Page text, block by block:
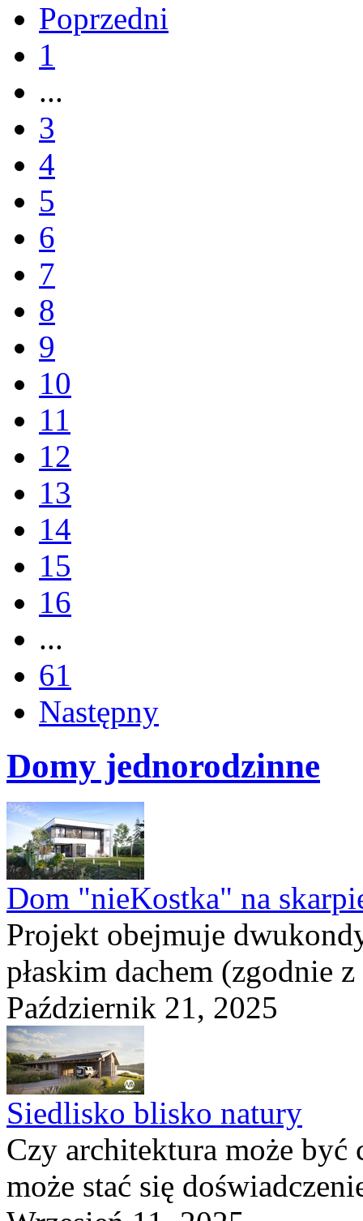
Poprzedni
1
...
3
4
5
6
7
8
9
10
11
12
13
14
15
16
...
61
Następny
Domy jednorodzinne
Dom "nieKostka" na
Projekt obejmuje
płaskim dachem (zgodnie
Październik 21, 2025
Siedlisko blisko natury
Czy architektura może
może stać się